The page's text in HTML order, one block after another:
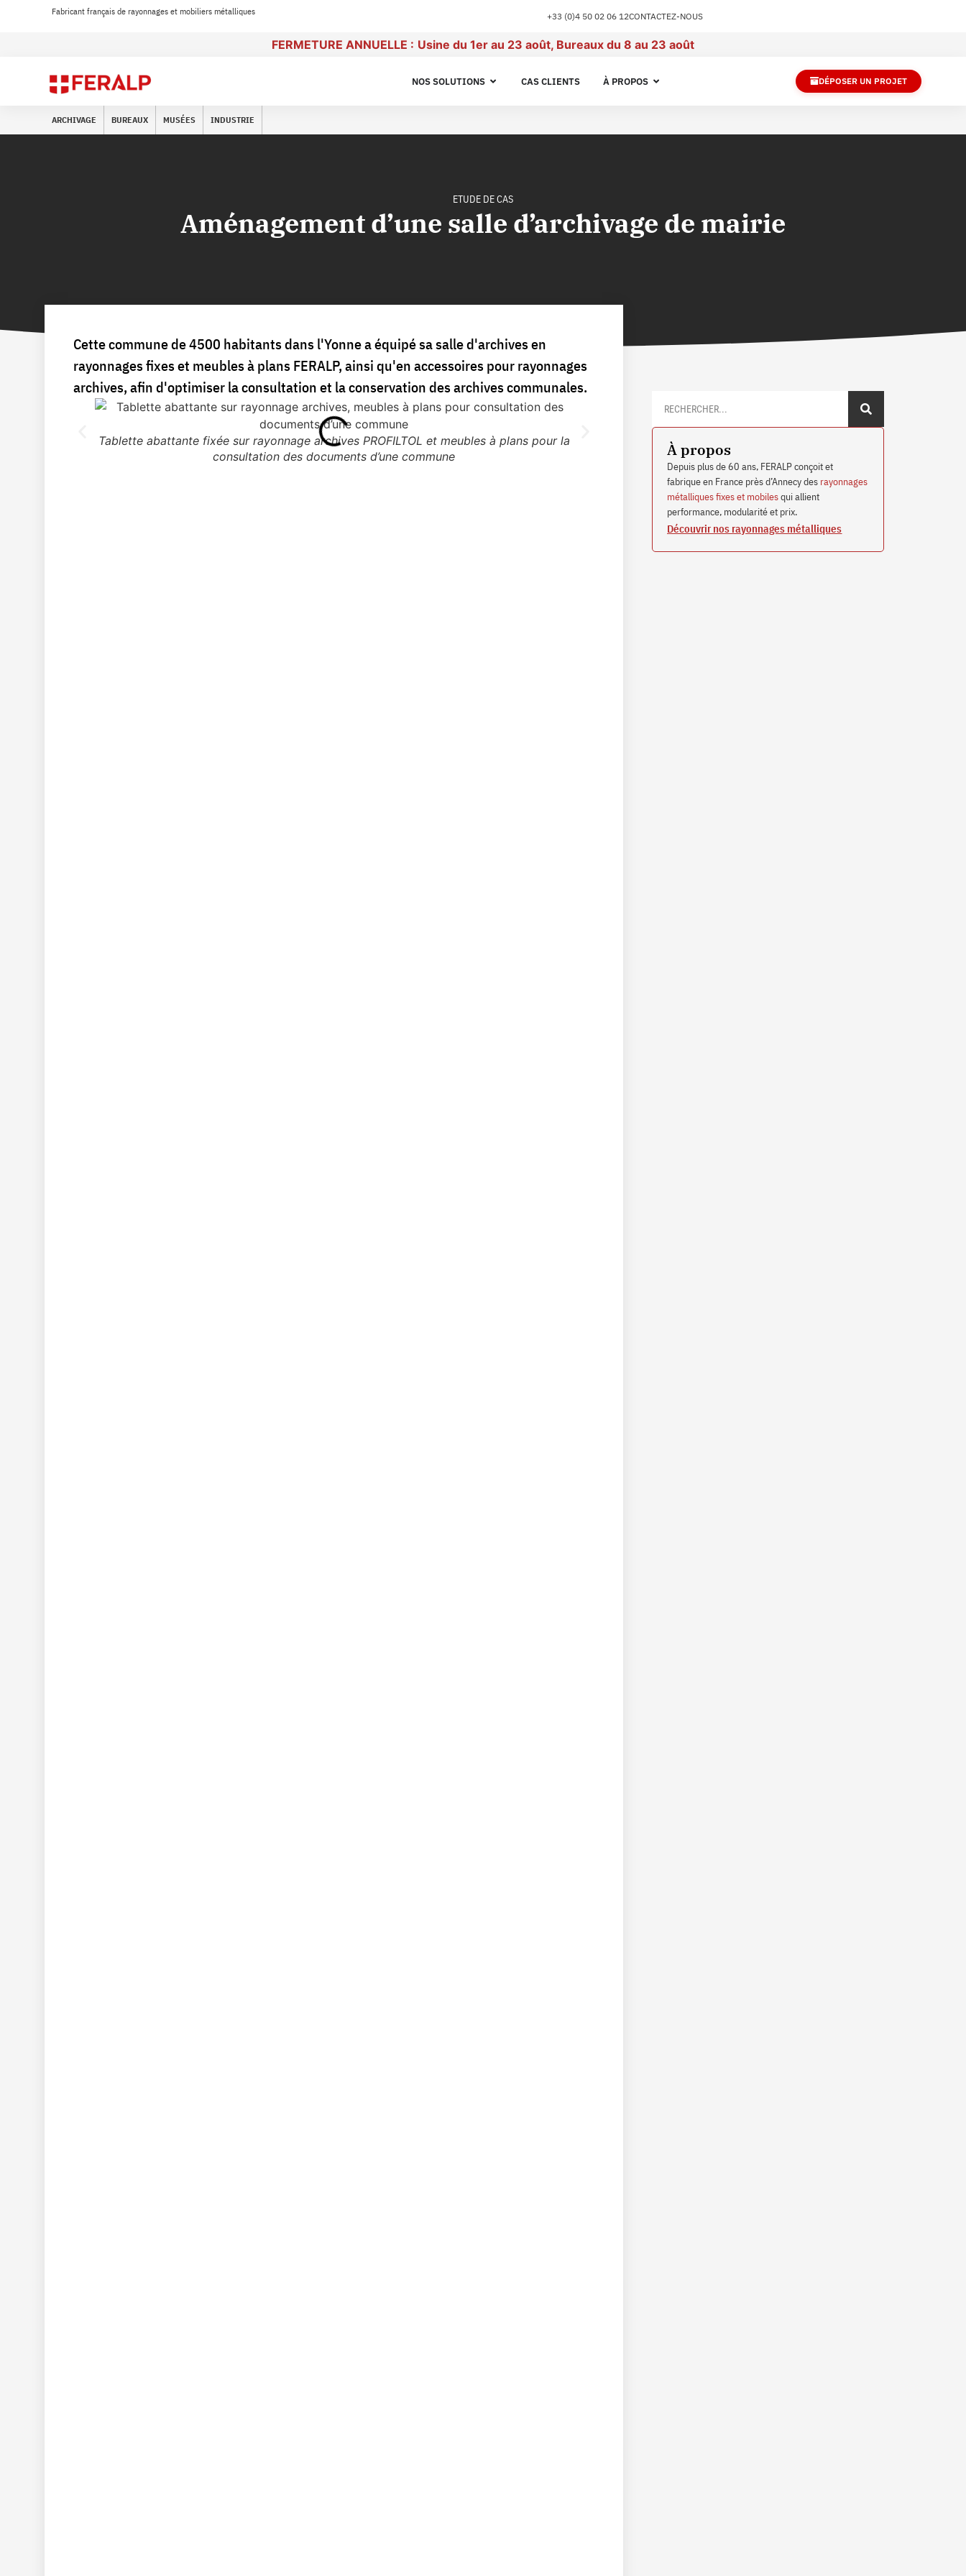
Fabricant français de rayonnages et mobiliers métalliques +33 (0)4 50 02 06 12CONTACTEZ-NOUS
FERMETURE ANNUELLE : Usine du 1er au 23 août, Bureaux du 8 au 23 août
NOS SOLUTIONS CAS CLIENTS À PROPOS DÉPOSER UN PROJET
ARCHIVAGE BUREAUX MUSÉES INDUSTRIE
ETUDE DE CAS
Aménagement d’une salle d’archivage de mairie
Cette commune de 4500 habitants dans l'Yonne a équipé sa salle d'archives en
rayonnages fixes et meubles à plans FERALP, ainsi qu'en accessoires pour rayonnages
archives, afin d'optimiser la consultation et la conservation des archives communales.
Tablette abattante fixée sur rayonnage archives PROFILTOL et meubles à plans pour la
consultation des documents d’une commune
Salle d'archives de la mairie de Charny Orée de Puisaye équipée de
PROFILTOL et d'un meuble à plans
À propos
Depuis plus de 60 ans, FERALP conçoit et
fabrique en France près d’Annecy des rayonnages
métalliques fixes et mobilesqui allient
performance, modularité et prix.
Découvrir nos rayonnages métalliques